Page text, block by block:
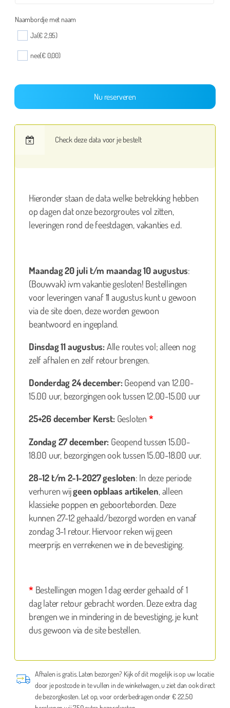
Naambordje met naam
Ja(€ 2,95)
nee(€ 0,00)
Nu reserveren
Check deze data voor je bestelt
Hieronder staan de data welke betrekking hebben
op dagen dat onze bezorgroutes vol zitten,
leveringen rond de feestdagen, vakanties e.d.
Maandag 20 juli t/m maandag 10 augustus:
(Bouwvak) ivm vakantie gesloten! Bestellingen
voor leveringen vanaf 11 augustus kunt u gewoon
via de site doen, deze worden gewoon
beantwoord en ingepland.
Dinsdag 11 augustus:Alle routes vol; alleen nog
zelf afhalen en zelf retour brengen.
Donderdag 24 december:Geopend van 12.00-
15.00 uur, bezorgingen ook tussen 12.00-15.00 uur
25+26 december Kerst:Gesloten *
Zondag 27 december: Geopend tussen 15.00-
18.00 uur, bezorgingen ook tussen 15.00-18.00 uur.
28-12 t/m 2-1-2027 gesloten: In deze periode
verhuren wijgeen opblaas artikelen, alleen
klassieke poppen en geboorteborden. Deze
kunnen 27-12 gehaald/bezorgd worden en vanaf
zondag 3-1 retour. Hiervoor reken wij geen
meerprijs en verrekenen we in de bevestiging.
* Bestellingen mogen 1 dag eerder gehaald of 1
dag later retour gebracht worden. Deze extra dag
brengen we in mindering in de bevestiging, je kunt
dus gewoon via de site bestellen.
Afhalen is gratis. Laten bezorgen? Kijk of dit mogelijk is op uw locatie
door je postcode in te vullen in de winkelwagen, u ziet dan ook direct
de bezorgkosten. Let op, voor orderbedragen onder € 22,50